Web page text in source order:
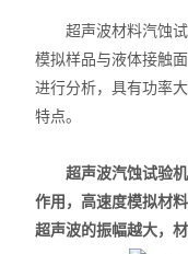
超声波材料汽蚀试
模拟样品与液体接触
进行分析，具有功率
特点。
超声波汽蚀试验
作用，高速度模拟材
超声波的振幅越大，